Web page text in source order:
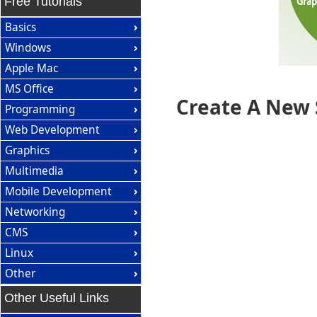
Create A New
Basics
Windows
Apple Mac
MS Office
Programming
Web Development
Graphics
Multimedia
Mobile Development
Networking
CMS
Linux
Other
Other Useful Links